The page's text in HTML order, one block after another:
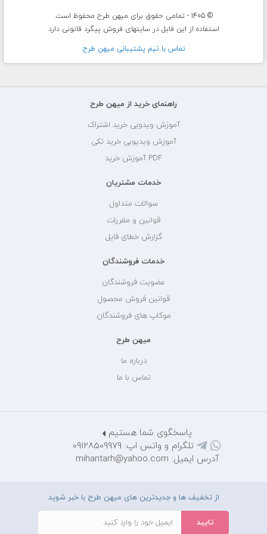
© 1405 - تمامی حقوق برای میهن طرح محفوظ است.
استفاده از این فایل در سایتهای فروش پیگرد قانونی دارد
تماس با تيم پشتيبانی ميهن طرح
راهنمای خرید از میهن طرح
آموزش ویدویی خرید اشتراک
آموزش ویدیویی خرید تکی
PDF آموزش خرید
خدمات مشتریان
سوالات متداول
قوانین و مقررات
گزارش خطای فایل
خدمات فروشندگان
عضویت فروشندگان
قوانین فروش محصول
موکاپ های فروشندگان
میهن طرح
درباره ما
تماس با ما
پاسخگوی شما هستیم
تلگرام و واتس اپ: 09128509979
آدرس ایمیل: mihantarh@yahoo.com
از تخفیف ها و جدیدترین های میهن طرح با خبر شوید